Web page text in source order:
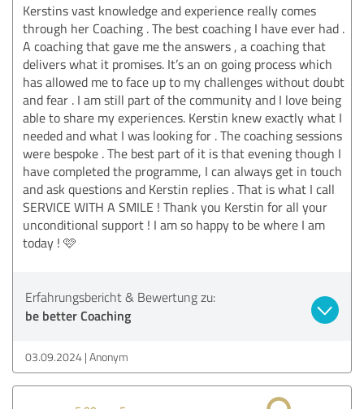
Kerstins vast knowledge and experience really comes
through her Coaching . The best coaching I have ever had .
A coaching that gave me the answers , a coaching that
delivers what it promises. It’s an on going process which
has allowed me to face up to my challenges without doubt
and fear . I am still part of the community and I love being
able to share my experiences. Kerstin knew exactly what I
needed and what I was looking for . The coaching sessions
were bespoke . The best part of it is that evening though I
have completed the programme, I can always get in touch
and ask questions and Kerstin replies . That is what I call
SERVICE WITH A SMILE ! Thank you Kerstin for all your
unconditional support ! I am so happy to be where I am
today ! 🩷
Erfahrungsbericht & Bewertung zu:
be better Coaching
03.09.2024 Anonym